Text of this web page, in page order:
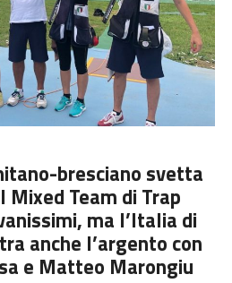
bresciano svetta
Team di Trap
ma l’Italia di
anche l’argento con
e Matteo Marongiu